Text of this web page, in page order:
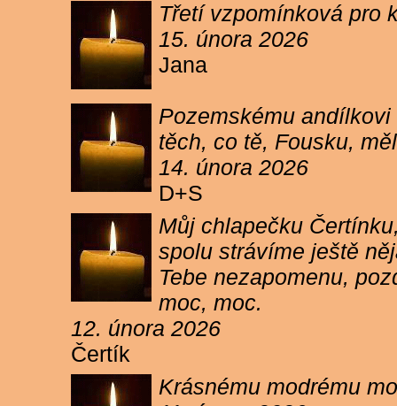
Třetí vzpomínková pro
15. února 2026
Jana
Pozemskému
těch, co tě, Fousku,
14. února 2026
D+S
Můj chlapečku
spolu strávíme ještě
Tebe nezapomenu,
moc, moc.
12. února 2026
Čertík
Krásnému modrému